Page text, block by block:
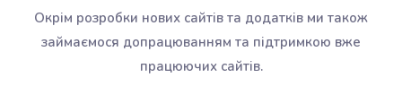
Окрім розробки нових сайтів та додатків ми також
займаємося допрацюванням та підтримкою вже
працюючих сайтів.